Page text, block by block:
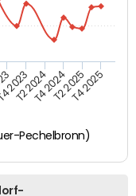
Pechelbronn)
2023
T2 2024T4 2024T2 2025T4 2025